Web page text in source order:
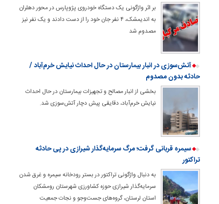
بر اثر واژگونی یک دستگاه خودروی پژوپارس در محور دهلران
به اندیمشک، ۴ نفر جان خود را از دست دادند و یک نفر نیز
مصدوم شد
آتش‌سوزی در انبار بیمارستان در حال احداث نیایش خرم‌آباد /
حادثه بدون مصدوم
بخشی از انبار مصالح و تجهیزات بیمارستان در حال احداث
نیایش خرم‌آباد، دقایقی پیش دچار آتش‌سوزی شد.
سیمره قربانی گرفت؛ مرگ سرمایه‌گذار شیرازی در پی حادثه
تراکتور
به دنبال واژگونی تراکتور در بستر رودخانه سیمره و غرق شدن
سرمایه‌گذار شیرازی حوزه کشاورزی شهرستان رومشکان
استان لرستان، گروه‌های جست‌وجو و نجات جمعیت